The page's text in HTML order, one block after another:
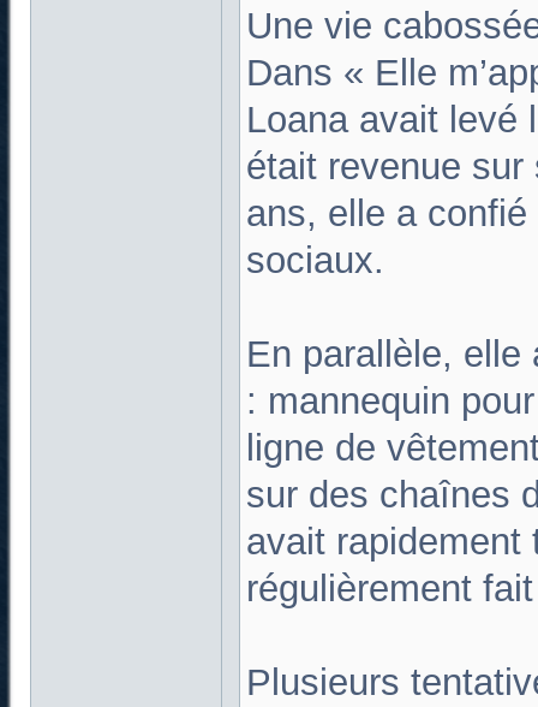
Une vie
Dans « Elle
Loana avait levé
était revenue sur
ans, elle a
sociaux.
En parallèle, elle
: mannequin
ligne de
sur des chaînes
avait rapidement
régulièrement
Plusieurs